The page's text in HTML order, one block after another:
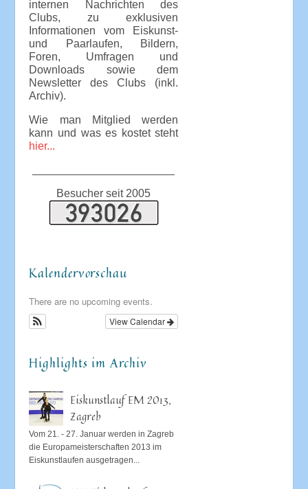
internen Nachrichten des
Clubs, zu exklusiven
Informationen vom Eiskunst-
und Paarlaufen, Bildern,
Foren, Umfragen und
Downloads sowie dem
Newsletter des Clubs (inkl.
Archiv).
Wie man Mitglied werden
kann und was es kostet steht
hier...
Besucher seit 2005
Kalendervorschau
There are no upcoming events.
View Calendar
Highlights im Archiv
Eiskunstlauf EM 2013,
Zagreb
Vom 21. - 27. Januar werden in Zagreb
die Europameisterschaften 2013 im
Eiskunstlaufen ausgetragen...